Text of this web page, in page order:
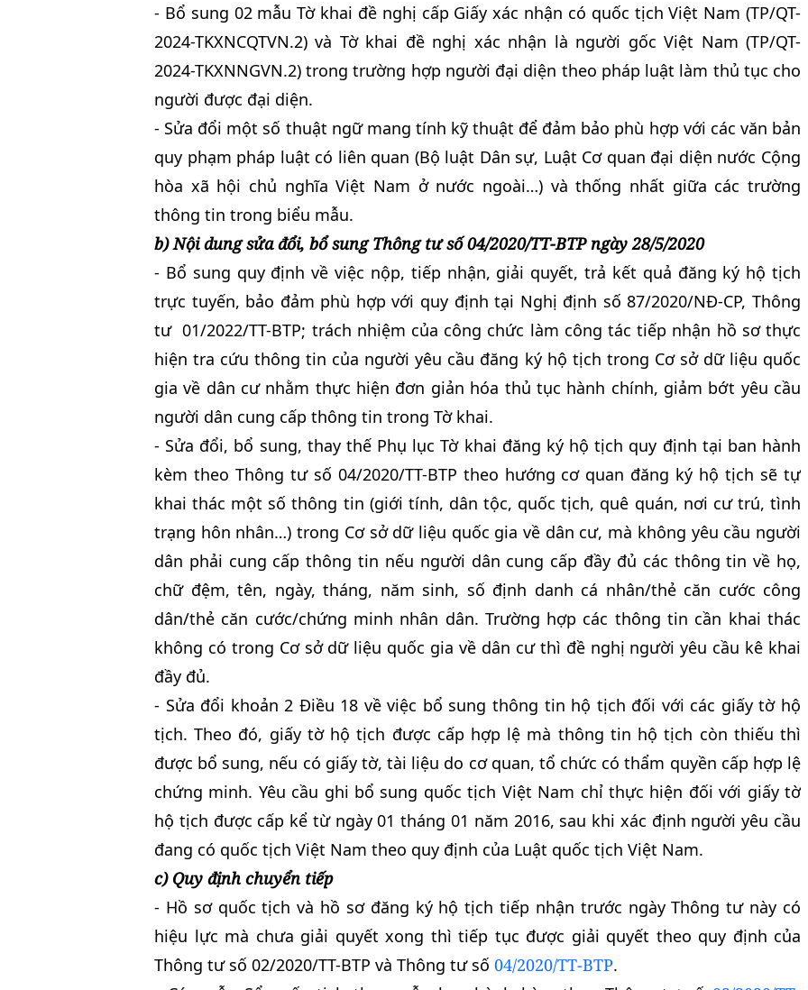
- Bổ sung 02 mẫu Tờ khai đề nghị cấp Giấy xác nhận có quốc tịch Việt Nam (TP/QT-
2024-TKXNCQTVN.2) và Tờ khai đề nghị xác nhận là người gốc Việt Nam (TP/QT-
2024-TKXNNGVN.2) trong trường hợp người đại diện theo pháp luật làm thủ tục cho
người được đại diện.
- Sửa đổi một số thuật ngữ mang tính kỹ thuật để đảm bảo phù hợp với các văn bản
quy phạm pháp luật có liên quan (Bộ luật Dân sự, Luật Cơ quan đại diện nước Cộng
hòa xã hội chủ nghĩa Việt Nam ở nước ngoài…) và thống nhất giữa các trường
thông tin trong biểu mẫu.
b)Nội dung sửa đổi, bổ sung Thông tư số 04/2020/TT-BTP ngày 28/5/2020
- Bổ sung quy định về việc nộp, tiếp nhận, giải quyết, trả kết quả đăng ký hộ tịch
trực tuyến, bảo đảm phù hợp với quy định tại Nghị định số 87/2020/NĐ-CP, Thông
tư 01/2022/TT-BTP; trách nhiệm của công chức làm công tác tiếp nhận hồ sơ thực
hiện tra cứu thông tin của người yêu cầu đăng ký hộ tịch trong Cơ sở dữ liệu quốc
gia về dân cư nhằm thực hiện đơn giản hóa thủ tục hành chính, giảm bớt yêu cầu
người dân cung cấp thông tin trong Tờ khai.
- Sửa đổi, bổ sung, thay thế Phụ lục Tờ khai đăng ký hộ tịch quy định tại ban hành
kèm theo Thông tư số 04/2020/TT-BTP theo hướng cơ quan đăng ký hộ tịch sẽ tự
khai thác một số thông tin (giới tính, dân tộc, quốc tịch, quê quán, nơi cư trú, tình
trạng hôn nhân…) trong Cơ sở dữ liệu quốc gia về dân cư, mà không yêu cầu người
dân phải cung cấp thông tin nếu người dân cung cấp đầy đủ các thông tin về họ,
chữ đệm, tên, ngày, tháng, năm sinh, số định danh cá nhân/thẻ căn cước công
dân/thẻ căn cước/chứng minh nhân dân. Trường hợp các thông tin cần khai thác
không có trong Cơ sở dữ liệu quốc gia về dân cư thì đề nghị người yêu cầu kê khai
đầy đủ.
- Sửa đổi khoản 2 Điều 18 về việc bổ sung thông tin hộ tịch đối với các giấy tờ hộ
tịch. Theo đó, giấy tờ hộ tịch được cấp hợp lệ mà thông tin hộ tịch còn thiếu thì
được bổ sung, nếu có giấy tờ, tài liệu do cơ quan, tổ chức có thẩm quyền cấp hợp lệ
chứng minh. Yêu cầu ghi bổ sung quốc tịch Việt Nam chỉ thực hiện đối với giấy tờ
hộ tịch được cấp kể từ ngày 01 tháng 01 năm 2016, sau khi xác định người yêu cầu
đang có quốc tịch Việt Nam theo quy định của Luật quốc tịch Việt Nam.
c) Quy định chuyển tiếp
- Hồ sơ quốc tịch và hồ sơ đăng ký hộ tịch tiếp nhận trước ngày Thông tư này có
hiệu lực mà chưa giải quyết xong thì tiếp tục được giải quyết theo quy định của
Thông tư số 02/2020/TT-BTP và Thông tư số 04/2020/TT-BTP.